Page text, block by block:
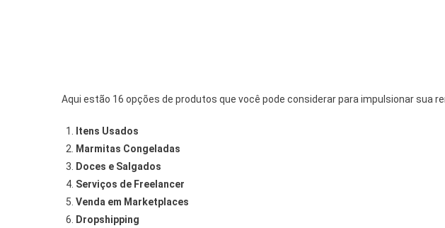
Aqui estão 16 opções de produtos que você pode considerar para impulsionar sua
Itens Usados
Marmitas Congeladas
Doces e Salgados
Serviços de Freelancer
Venda em Marketplaces
Dropshipping